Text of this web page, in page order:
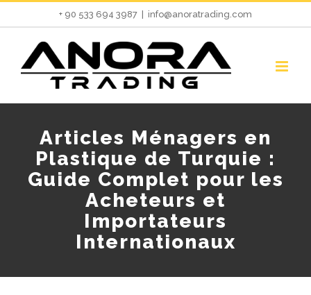
Skip
content
+ 90 533 694 3987 info@anoratrading.com
Articles Ménagers en
Plastique de Turquie :
Guide Complet pour les
Acheteurs et
Importateurs
Internationaux